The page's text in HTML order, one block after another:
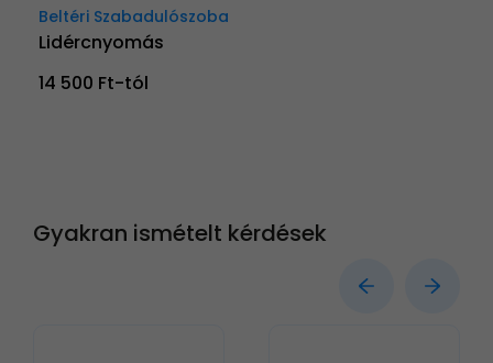
Beltéri Szabadulószoba
Lidércnyomás
14 500 Ft-tól
Gyakran ismételt kérdések